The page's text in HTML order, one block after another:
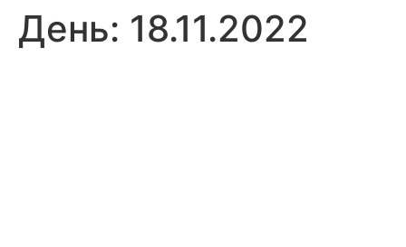
День: 18.11.2022